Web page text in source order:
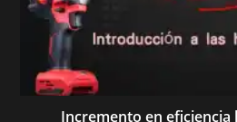
Incremento en eficiencia